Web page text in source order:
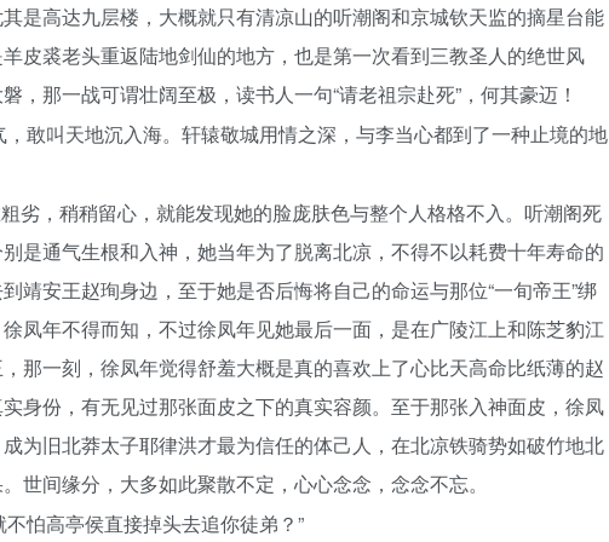
是高达九层楼，大概就只有清凉山的听潮阁和京城钦天监的摘星台能
皮裘老头重返陆地剑仙的地方，也是第一次看到三教圣人的绝世风
那一战可谓壮阔至极，读书人一句“请老祖宗赴死”，何其豪迈！
敢叫天地沉入海。轩辕敬城用情之深，与李当心都到了一种止境的地
劣，稍稍留心，就能发现她的脸庞肤色与整个人格格不入。听潮阁死
是通气生根和入神，她当年为了脱离北凉，不得不以耗费十年寿命的
靖安王赵珣身边，至于她是否后悔将自己的命运与那位“一旬帝王”绑
凤年不得而知，不过徐凤年见她最后一面，是在广陵江上和陈芝豹江
那一刻，徐凤年觉得舒羞大概是真的喜欢上了心比天高命比纸薄的赵
身份，有无见过那张面皮之下的真实容颜。至于那张入神面皮，徐凤
为旧北莽太子耶律洪才最为信任的体己人，在北凉铁骑势如破竹地北
世间缘分，大多如此聚散不定，心心念念，念念不忘。
怕高亭侯直接掉头去追你徒弟？”